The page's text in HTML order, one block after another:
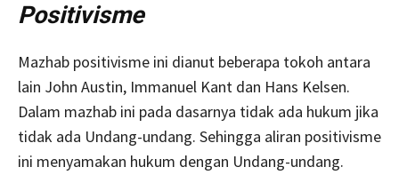
Positivisme
Mazhab positivisme ini dianut beberapa tokoh antara
lain John Austin, Immanuel Kant dan Hans Kelsen.
Dalam mazhab ini pada dasarnya tidak ada hukum jika
tidak ada Undang-undang. Sehingga aliran positivisme
ini menyamakan hukum dengan Undang-undang.